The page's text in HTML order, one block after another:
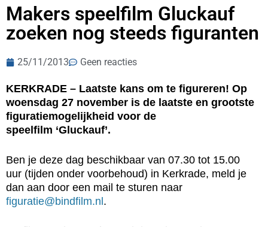
Makers speelfilm Gluckauf
zoeken nog steeds figuranten
25/11/2013 Geen reacties
KERKRADE – Laatste kans om te figureren! Op
woensdag 27 november is de laatste en grootste
figuratiemogelijkheid voor de
speelfilm ‘Gluckauf’.
Ben je deze dag beschikbaar van 07.30 tot 15.00
uur (tijden onder voorbehoud) in Kerkrade, meld je
dan aan door een mail te sturen naar
figuratie@bindfilm.nl .